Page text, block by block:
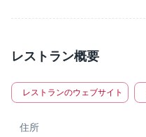
レストラン概要
レストランのウェブサイト
住所